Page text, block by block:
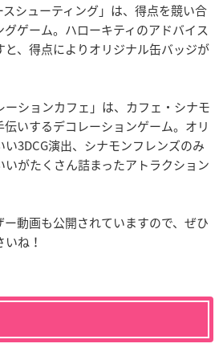
スシューティング」は、得点を競い合
ゲーム。ハローキティのアドバイス
、得点によりオリジナル缶バッジが
ーションカフェ」は、カフェ・シナモ
いするデコレーションゲーム。オリ
3DCG演出、シナモンフレンズのみ
がたくさん詰まったアトラクション
動画も公開されていますので、ぜひ
ね！